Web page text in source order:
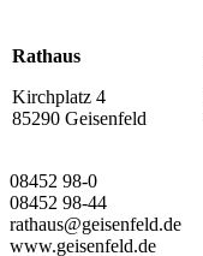
Rathaus
Kirchplatz 4
85290 Geisenfeld
08452 98-0
08452 98-44
rathaus@geisenfeld.de
www.geisenfeld.de